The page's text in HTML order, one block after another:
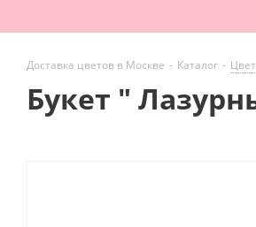
Доставка цветов в Москве - Каталог -
Букет "